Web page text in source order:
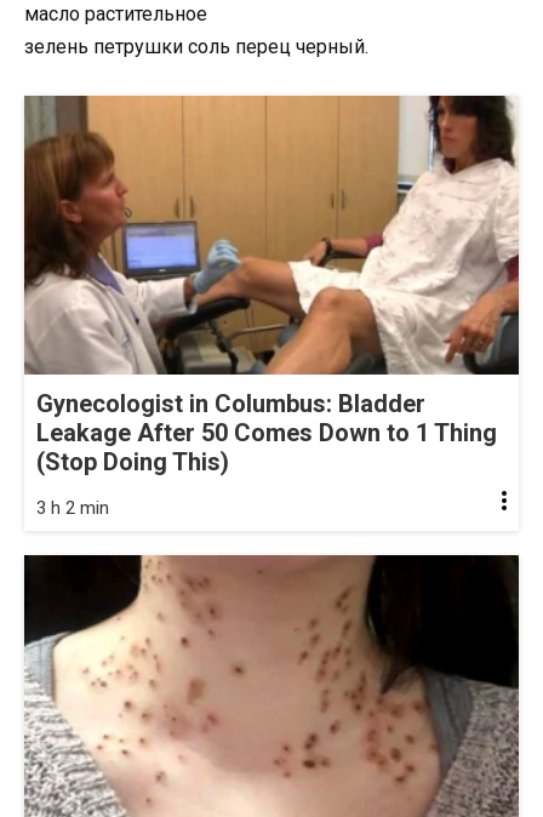
масло растительное
зелень петрушки соль перец черный.
Gynecologist in Columbus: Bladder
Leakage After 50 Comes Down to 1 Thing
(Stop Doing This)
3 h 2 min